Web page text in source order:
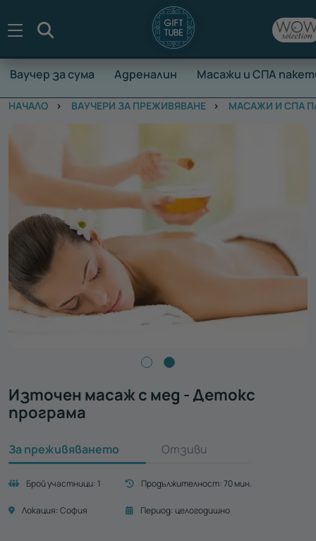
Ваучер за сума Адреналин Масажи и СПА
НАЧАЛО ВАУЧЕРИ ЗА ПРЕЖИВЯВАНЕ МАСАЖИ И СПА
Източен масаж с мед - Детокс
програма
За преживяването Отзиви
Брой участници: 1 Продължителност:70 мин.
Локация:София Период:целогодишно